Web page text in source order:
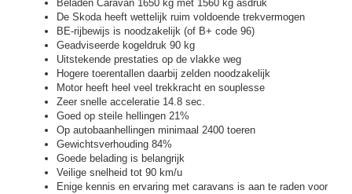
Beladen Caravan 1650 kg met 1560 kg asdruk
De Skoda heeft wettelijk ruim voldoende trekvermogen
BE-rijbewijs is noodzakelijk (of B+ code 96)
Geadviseerde kogeldruk 90 kg
Uitstekende prestaties op de vlakke weg
Hogere toerentallen daarbij zelden noodzakelijk
Motor heeft heel veel trekkracht en souplesse
Zeer snelle acceleratie 14.8 sec.
Goed op steile hellingen 21%
Op autobaanhellingen minimaal 2400 toeren
Gewichtsverhouding 84%
Goede belading is belangrijk
Veilige snelheid tot 90 km/u
Enige kennis en ervaring met caravans is aan te raden voor